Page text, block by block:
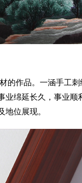
的作品。一涵手工
绵延长久，事业顺
位展现。